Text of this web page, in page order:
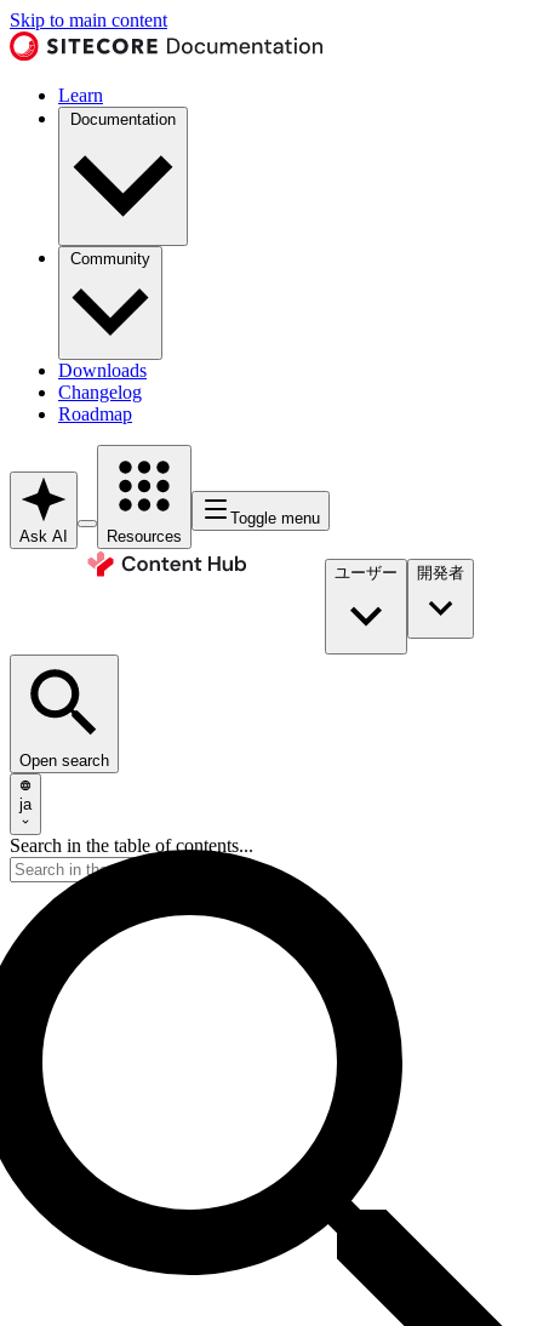
Skip to main content
Learn
Documentation
Community
Downloads
Changelog
Roadmap
Ask AI Resources
Toggle menu
ユーザー 開発者​
Open search
ja
Search in the table of contents...